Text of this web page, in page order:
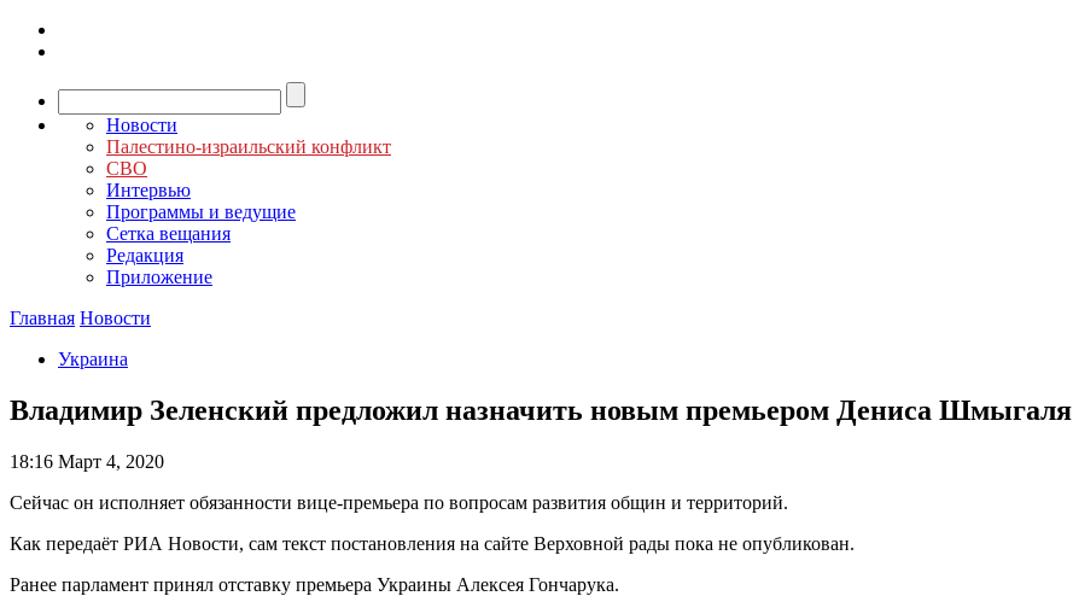
Новости
Палестино-израильский конфликт
СВО
Интервью
Программы и ведущие
Сетка вещания
Редакция
Приложение
Главная Новости
Украина
Владимир Зеленский предложил назначить новым премьером Дениса Шмыгаля
18:16 Март 4, 2020
Сейчас он исполняет обязанности вице-премьера по вопросам развития общин и территорий.
Как передаёт РИА Новости, сам текст постановления на сайте Верховной рады пока не опубликован.
Ранее парламент принял отставку премьера Украины Алексея Гончарука.